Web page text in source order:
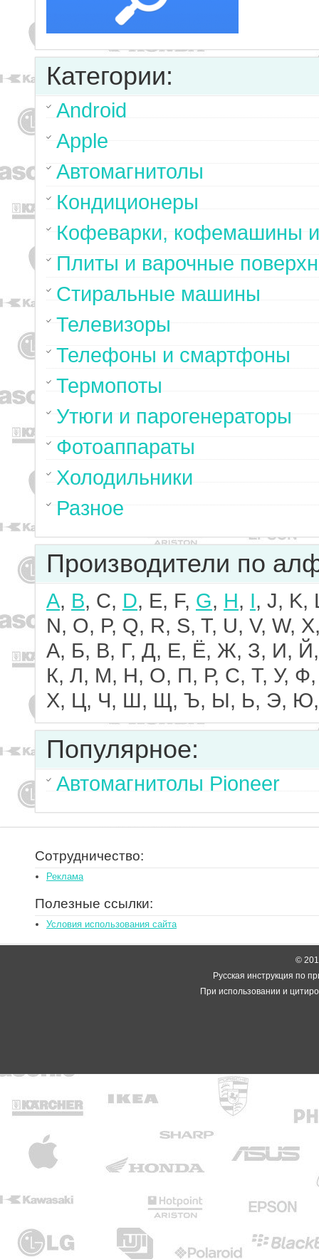
Категории:
Android
Apple
Автомагнитолы
Кондиционеры
Кофеварки, кофемашины
Плиты и варочные
Стиральные машины
Телевизоры
Телефоны и смартфоны
Термопоты
Утюги и парогенераторы
Фотоаппараты
Холодильники
Разное
Производители по
A, B, C, D, E, F, G, H, I, J, K,
N, O, P, Q, R, S, T, U, V, W,
А, Б, В, Г, Д, Е, Ё, Ж, З, И, Й,
К, Л, М, Н, О, П, Р, С, Т, У, Ф,
Х, Ц, Ч, Ш, Щ, Ъ, Ы, Ь, Э,
Популярное:
Автомагнитолы Pioneer
Сотрудничество:
Реклама
Полезные ссылки:
Условия использования сайта
©
Русская инструкция по
При использовании и